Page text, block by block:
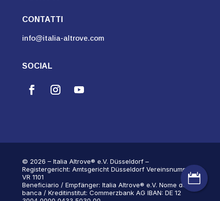

CONTATTI
info@italia-altrove.com
SOCIAL
© 2026 – Italia Altrove® e.V. Düsseldorf –
Registergericht: Amtsgericht Düsseldorf Vereinsnummer:
VR 1101
Beneficiario / Empfänger: Italia Altrove® e.V. Nome della
banca / Kreditinstitut: Commerzbank AG IBAN: DE 12